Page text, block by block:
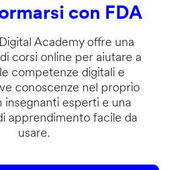
con FDA
Academy offre una
corsi online per aiutare a
competenze digitali e
conoscenze nel proprio
insegnanti esperti e una
apprendimento facile da
usare.